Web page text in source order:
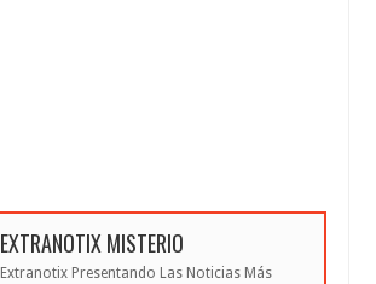
EXTRANOTIX MISTERIO
Extranotix Presentando Las Noticias Más